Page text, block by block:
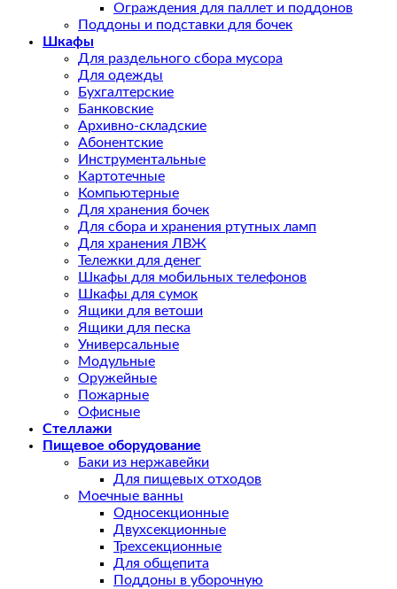
Ограждения для паллет и поддонов
Поддоны и подставки для бочек
Шкафы
Для раздельного сбора мусора
Для одежды
Бухгалтерские
Банковские
Архивно-складские
Абонентские
Инструментальные
Картотечные
Компьютерные
Для хранения бочек
Для сбора и хранения ртутных ламп
Для хранения ЛВЖ
Тележки для денег
Шкафы для мобильных телефонов
Шкафы для сумок
Ящики для ветоши
Ящики для песка
Универсальные
Модульные
Оружейные
Пожарные
Офисные
Стеллажи
Пищевое оборудование
Баки из нержавейки
Для пищевых отходов
Моечные ванны
Односекционные
Двухсекционные
Трехсекционные
Для общепита
Поддоны в уборочную